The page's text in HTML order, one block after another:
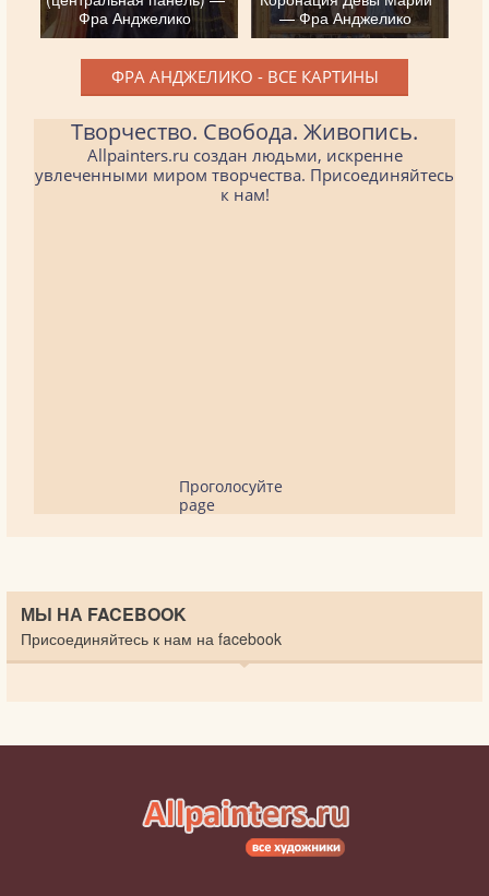
Фра Анджелико
— Фра Анджелико
ФРА АНДЖЕЛИКО - ВСЕ КАРТИНЫ
Творчество. Свобода. Живопись.
Allpainters.ru создан людьми, искренне
увлеченными миром творчества. Присоединяйтесь
к нам!
Проголосуйте
page
МЫ НА FACEBOOK
Присоединяйтесь к нам на facebook